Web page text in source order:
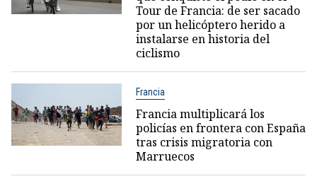
Tour de Francia: de ser sacado
por un helicóptero herido a
instalarse en historia del
ciclismo
Francia
Francia multiplicará los
policías en frontera con España
tras crisis migratoria con
Marruecos